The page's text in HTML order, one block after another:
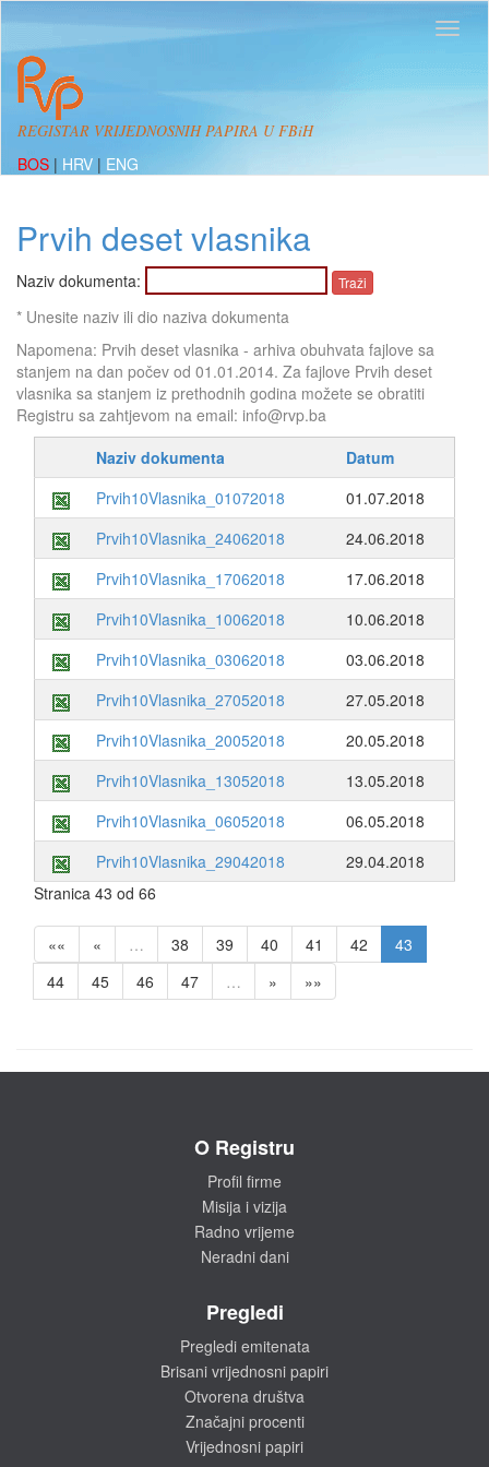
REGISTAR VRIJEDNOSNIH PAPIRA U FBiH
BOS | HRV | ENG
Prvih deset vlasnika
Naziv dokumenta:
* Unesite naziv ili dio naziva dokumenta
Napomena: Prvih deset vlasnika - arhiva obuhvata fajlove sa
stanjem na dan počev od 01.01.2014. Za fajlove Prvih deset
vlasnika sa stanjem iz prethodnih godina možete se obratiti
Registru sa zahtjevom na email: info@rvp.ba
Naziv dokumenta
Datum
Prvih10Vlasnika_01072018
01.07.2018
Prvih10Vlasnika_24062018
24.06.2018
Prvih10Vlasnika_17062018
17.06.2018
Prvih10Vlasnika_10062018
10.06.2018
Prvih10Vlasnika_03062018
03.06.2018
Prvih10Vlasnika_27052018
27.05.2018
Prvih10Vlasnika_20052018
20.05.2018
Prvih10Vlasnika_13052018
13.05.2018
Prvih10Vlasnika_06052018
06.05.2018
Prvih10Vlasnika_29042018
29.04.2018
Stranica 43 od 66
«« « … 38 39 40 41 42
43
44
45 46 47 … » »»
O Registru
Profil firme
Misija i vizija
Radno vrijeme
Neradni dani
Pregledi
Pregledi emitenata
Brisani vrijednosni papiri
Otvorena društva
Značajni procenti
Vrijednosni papiri